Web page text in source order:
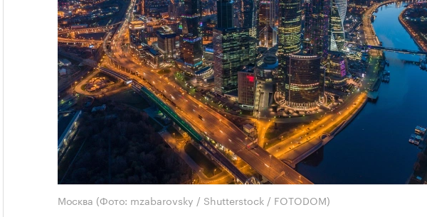
Москва (Фото: mzabarovsky / Shutterstock / FOTODOM)